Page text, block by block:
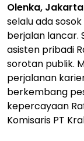
Olenka,
selalu ada
berjalan lancar.
asisten pribadi
sorotan publik.
perjalanan
berkembang
kepercayaan
Komisaris PT